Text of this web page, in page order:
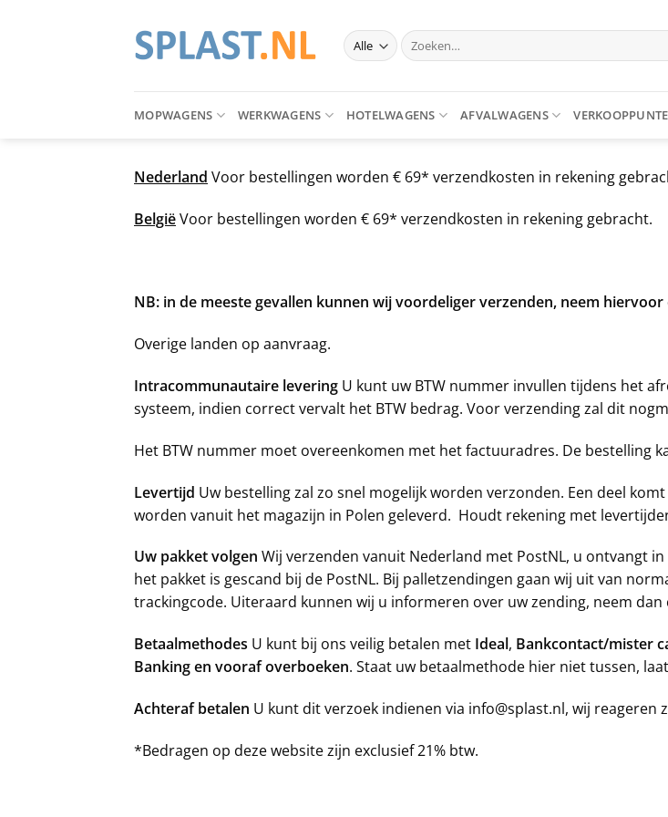
Zoeken
naar:
MOPWAGENS WERKWAGENS HOTELWAGENS AFVALWAGENS
Nederland Voor bestellingen worden € 69* verzendkosten in rekening
BelgiëVoor bestellingen worden € 69* verzendkosten in rekening gebracht.
NB: in de meeste gevallen kunnen wij voordeliger verzenden, neem
Overige landen op aanvraag.
Intracommunautaire levering U kunt uw BTW nummer invullen tijdens het
systeem, indien correct vervalt het BTW bedrag. Voor verzending zal dit
Het BTW nummer moet overeenkomen met het factuuradres. De bestelling
Levertijd Uw bestelling zal zo snel mogelijk worden verzonden. Een deel
worden vanuit het magazijn in Polen geleverd. Houdt rekening met
Uw pakket volgen Wij verzenden vanuit Nederland met PostNL, u ontvangt
het pakket is gescand bij de PostNL. Bij palletzendingen gaan wij uit van
trackingcode. Uiteraard kunnen wij u informeren over uw zending, neem
Betaalmethodes U kunt bij ons veilig betalen met Ideal, Bankcontact/mister
Bankingen vooraf overboeken. Staat uw betaalmethode hier niet tussen,
Achteraf betalen U kunt dit verzoek indienen via info@splast.nl, wij reageren
*Bedragen op deze website zijn exclusief 21% btw.